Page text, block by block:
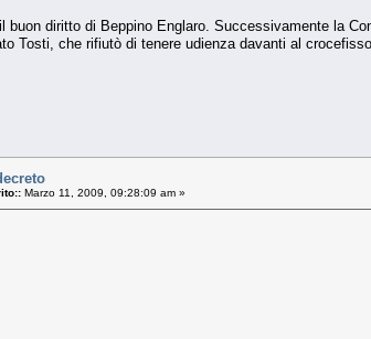
buon diritto di Beppino Englaro. Successivamente la
Tosti, che rifiutò di tenere udienza davanti al
Marzo 11, 2009, 09:28:09 am »